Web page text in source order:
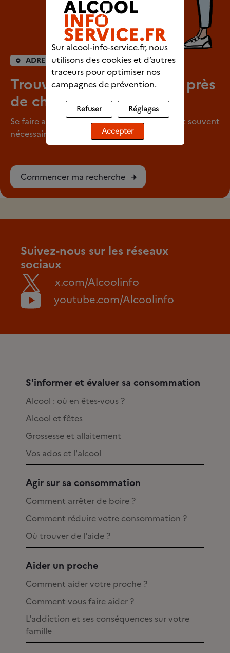
ADRESSES UTILES
Trouver un professionnel près
de chez vous
Se faire aider pour arrêter de consommer est souvent
nécessaire.
Commencer ma recherche
Suivez-nous sur les réseaux
sociaux
x.com/Alcoolinfo
youtube.com/Alcoolinfo
S'informer et évaluer sa consommation
Alcool : où en êtes-vous ?
Alcool et fêtes
Grossesse et allaitement
Vos ados et l'alcool
Agir sur sa consommation
Comment arrêter de boire ?
Comment réduire votre consommation ?
Où trouver de l'aide ?
Aider un proche
Comment aider votre proche ?
Comment vous faire aider ?
L'addiction et ses conséquences sur votre
famille
Sur alcool-info-service.fr, nous
utilisons des cookies et d’autres
traceurs pour optimiser nos
campagnes de prévention.
Refuser Réglages
Accepter